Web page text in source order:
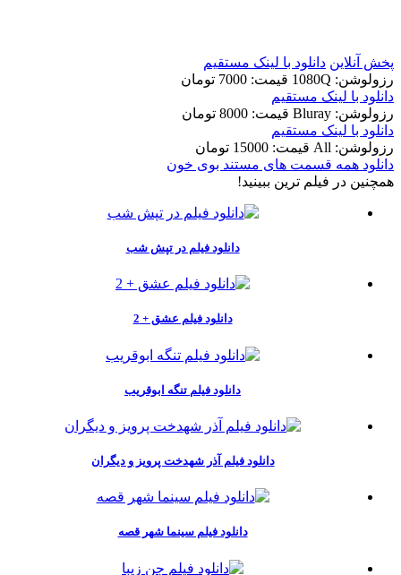
پخش آنلاین دانلود با لينک مستقيم
رزولوشن: 1080Q
قيمت: 7000 تومان
دانلود با لينک مستقيم
رزولوشن: Bluray
قيمت: 8000 تومان
دانلود با لينک مستقيم
رزولوشن: All
قيمت: 15000 تومان
دانلود همه قسمت های مستند بوی خون
همچنين در فيلم ترين ببينيد!
دانلود فیلم در تپش شب
دانلود فیلم عشق + 2
دانلود فیلم تنگه ابوقریب
دانلود فیلم آذر شهدخت پرویز و دیگران
دانلود فیلم سینما شهر قصه